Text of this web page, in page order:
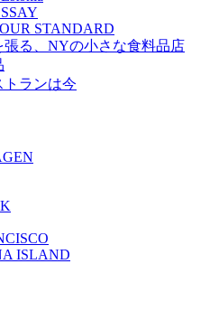
STANDARD
張る、NYの小さな食料品店
トランは今
ISLAND